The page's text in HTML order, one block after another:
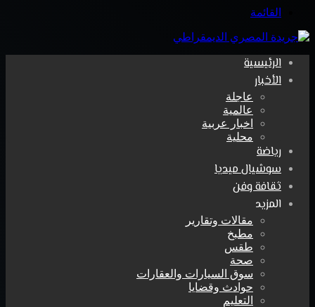
القائمة
الرئيسية
الأخبار
عاجلة
عالمية
اخبار عربية
محلية
رياضة
سوشيال ميديا
ثقافة وفن
المزيد
مقالات وتقارير
مطبخ
طقس
صحة
سوق السيارات والعقارات
حوادث وقضايا
التعليم